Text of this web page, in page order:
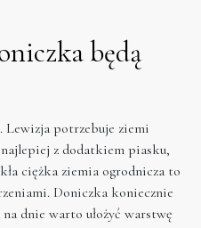
będą
Lewizja potrzebuje ziemi
z dodatkiem piasku,
ciężka ziemia ogrodnicza to
Doniczka koniecznie
dnie warto ułożyć warstwę